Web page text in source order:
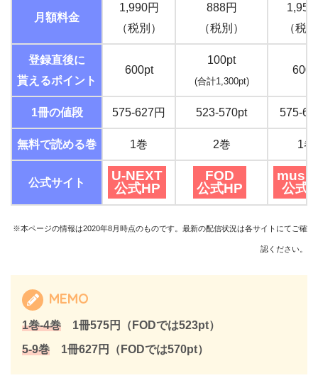
月額料金
1,990円
（税別）
888円
（税別）
1,958
（税
登録直後に
貰えるポイント
600pt
100pt
(合計1,300pt)
1冊の値段 575-627円 523-570pt 575-
無料で読める巻 1巻 2巻 1巻
公式サイト
U-NEXT
公式HP
FOD
公式HP
公式
※本ページの情報は2020年8月時点のものです。最新の配信状況は各サイトにてご確
認ください。
MEMO
1巻-4巻 1冊575円（FODでは523pt）
5-9巻 1冊627円（FODでは570pt）